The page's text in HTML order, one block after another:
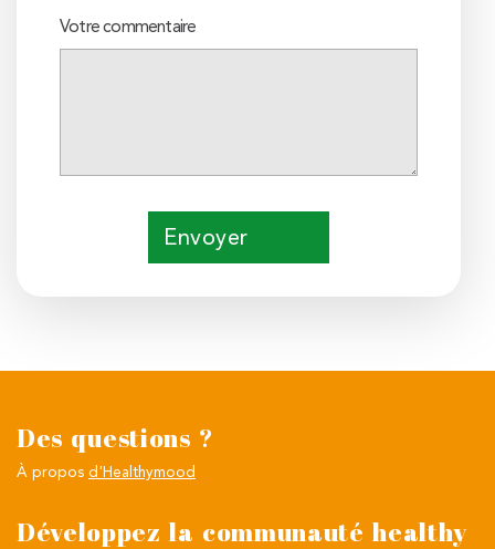
Votre commentaire
Envoyer
Des questions ?
À propos d'Healthymood
Développez la communauté healthy